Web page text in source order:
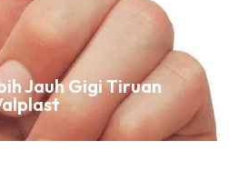
Jauh Gigi Tiruan